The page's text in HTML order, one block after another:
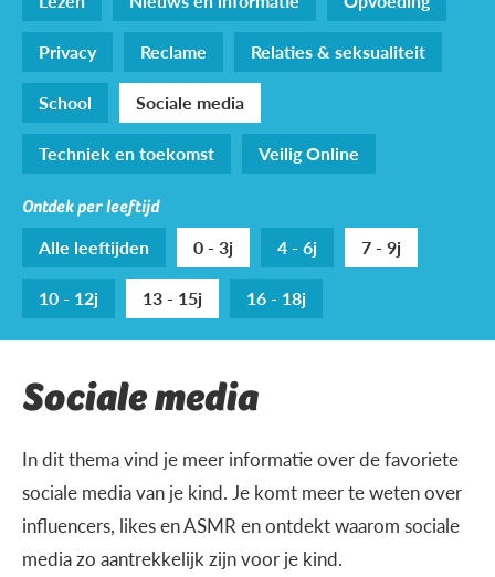
Privacy
Reclame
Relaties & seksualiteit
School
Sociale media
Techniek en toekomst
Veilig Online
Ontdek per leeftijd
Alle leeftijden 0 - 3j 4 - 6j
7 - 9j
10 - 12j
13 - 15j 16 - 18j
Sociale media
In dit thema vind je meer informatie over de favoriete
sociale media van je kind. Je komt meer te weten over
influencers, likes en ASMR en ontdekt waarom sociale
media zo aantrekkelijk zijn voor je kind.